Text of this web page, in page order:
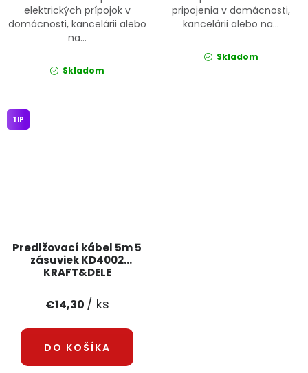
elektrických prípojok v
domácnosti, kancelárii alebo
na...
Skladom
pripojenia v domácnosti,
kancelárii alebo na...
Skladom
Predlžovací kábel 5m 5
zásuviek KD4002
KRAFT&DELE
TIP
€14,30 / ks
DO KOŠÍKA